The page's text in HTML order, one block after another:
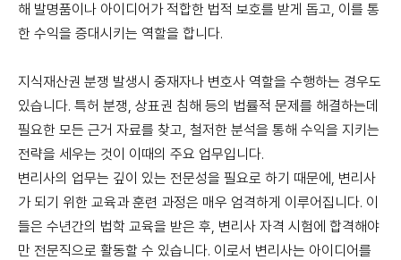
해 발명품이나 아이디어가 적합한 법적 보호를 받게 돕고, 이를 통
한 수익을 증대시키는 역할을 합니다.
지식재산권 분쟁 발생시 중재자나 변호사 역할을 수행하는 경우도
있습니다. 특허 분쟁, 상표권 침해 등의 법률적 문제를 해결하는데
필요한 모든 근거 자료를 찾고, 철저한 분석을 통해 수익을 지키는
전략을 세우는 것이 이때의 주요 업무입니다.
변리사의 업무는 깊이 있는 전문성을 필요로 하기 때문에, 변리사
가 되기 위한 교육과 훈련 과정은 매우 엄격하게 이루어집니다. 이
들은 수년간의 법학 교육을 받은 후, 변리사 자격 시험에 합격해야
만 전문직으로 활동할 수 있습니다. 이로서 변리사는 아이디어를